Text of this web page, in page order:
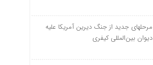
مرحله‎ای جدید از جنگ دیرین آمریکا علیه
دیوان بین‌المللی کیفری